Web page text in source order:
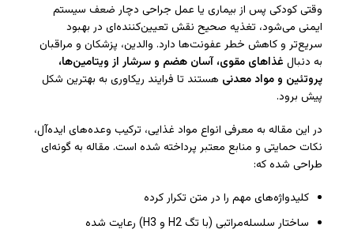
وقتی کودکی پس از بیماری یا عمل جراحی دچار ضعف سیستم
ایمنی می‌شود، تغذیه صحیح نقش تعیین‌کننده‌ای در بهبود
سریع‌تر و کاهش خطر عفونت‌ها دارد. والدین، پزشکان و مراقبان
به دنبال غذاهای مقوی، آسان هضم و سرشار از ویتامین‌ها،
پروتئین و مواد معدنی هستند تا فرایند ریکاوری به بهترین شکل
پیش برود.
در این مقاله به معرفی انواع مواد غذایی، ترکیب وعده‌های ایده‌آل،
نکات حمایتی و منابع معتبر پرداخته شده است. مقاله به گونه‌ای
طراحی شده که:
کلیدواژه‌های مهم را در متن تکرار کرده
ساختار سلسله‌مراتبی (با تگ H2 و H3) رعایت شده